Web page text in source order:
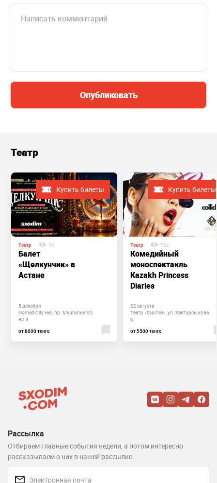
Опубликовать
Театр
Купить билеты
Театр 70
Балет
«Щелкунчик» в
Астане
5 декабря
Nomad City Hall, пр. Мангилик Ел,
B2.3
от 8000 тенге
Купить билеты
Театр 722
Комедийный
моноспектакль
Kazakh Princess
Diaries
22 августа
Театр «Синтез», ул. Байтурсынова,
6
от 5500 тенге
Рассылка
Отбираем главные события недели, а потом интересно
рассказываем о них в нашей рассылке.